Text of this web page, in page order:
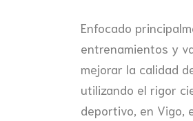
Enfocado
entrenamientos y
mejorar la calidad
utilizando el rigor
deportivo, en Vigo,